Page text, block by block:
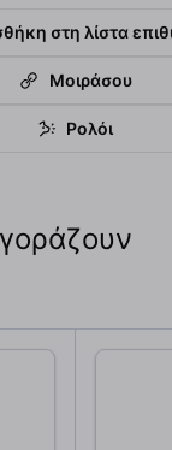
στη λίστα
Μοιράσου
Ρολόι